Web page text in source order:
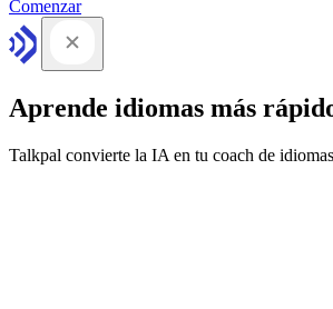
Comenzar
Aprende idiomas más
Talkpal convierte la IA en tu coach de